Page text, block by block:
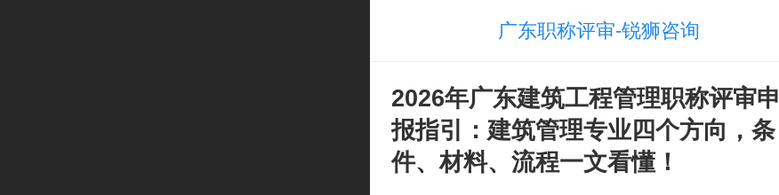
广东职称评审-锐狮咨询
2026年广东建筑工程管理职称评审申
报指引：建筑管理专业四个方向，条
件、材料、流程一文看懂！